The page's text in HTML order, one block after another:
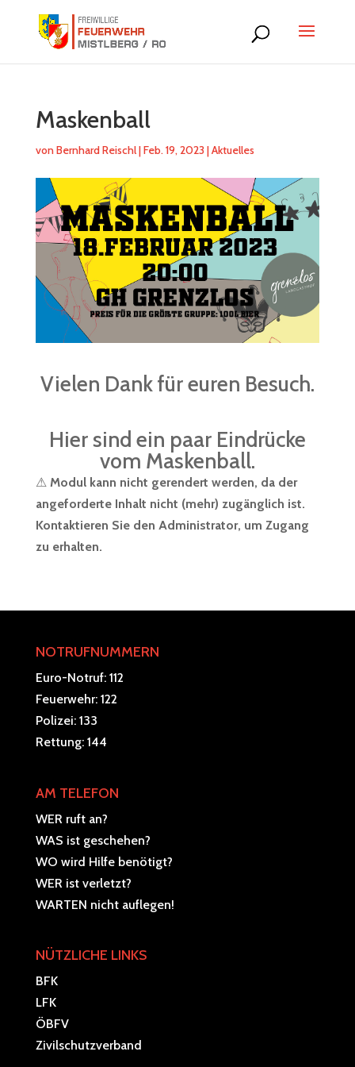
Maskenball
vonBernhard Reischl|Feb. 19, 2023|Aktuelles
Vielen Dank für euren Besuch.
Hier sind ein paar Eindrücke
vom Maskenball.
⚠ Modul kann nicht gerendert werden, da der
angeforderte Inhalt nicht (mehr) zugänglich ist.
Kontaktieren Sie den Administrator, um Zugang
zu erhalten.
NOTRUFNUMMERN
Euro-Notruf: 112
Feuerwehr: 122
Polizei: 133
Rettung: 144
AM TELEFON
WER ruft an?
WAS ist geschehen?
WO wird Hilfe benötigt?
WER ist verletzt?
WARTEN nicht auflegen!
NÜTZLICHE LINKS
BFK
LFK
ÖBFV
Zivilschutzverband